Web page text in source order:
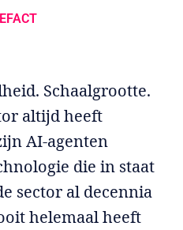
Schaalgrootte.
altijd heeft
AI-agenten
die in staat
sector al decennia
helemaal heeft